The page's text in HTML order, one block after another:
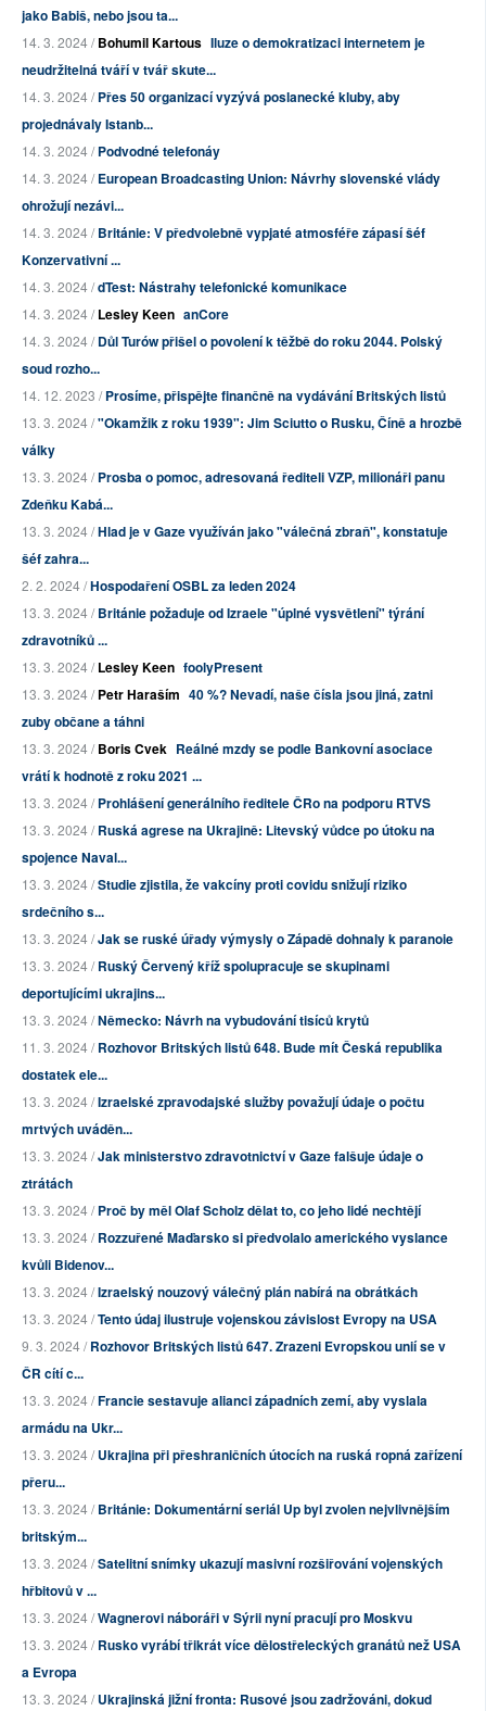
jako Babiš, nebo jsou ta...
14. 3. 2024 /Bohumil Kartous Iluze o demokratizaci internetem je
neudržitelná tváří v tvář skute...
14. 3. 2024 /Přes 50 organizací vyzývá poslanecké kluby, aby
projednávaly Istanb...
14. 3. 2024 /Podvodné telefonáy
14. 3. 2024 /European Broadcasting Union: Návrhy slovenské vlády
ohrožují nezávi...
14. 3. 2024 /Británie: V předvolebně vypjaté atmosféře zápasí šéf
Konzervativní ...
14. 3. 2024 /dTest: Nástrahy telefonické komunikace
14. 3. 2024 /Lesley Keen anCore
14. 3. 2024 /Důl Turów přišel o povolení k těžbě do roku 2044. Polský
soud rozho...
14. 12. 2023 /Prosíme, přispějte finančně na vydávání Britských listů
13. 3. 2024 /"Okamžik z roku 1939": Jim Sciutto o Rusku, Číně a hrozbě
války
13. 3. 2024 /Prosba o pomoc, adresovaná řediteli VZP, milionáři panu
Zdeňku Kabá...
13. 3. 2024 /Hlad je v Gaze využíván jako "válečná zbraň", konstatuje
šéf zahra...
2. 2. 2024 /Hospodaření OSBL za leden 2024
13. 3. 2024 /Británie požaduje od Izraele "úplné vysvětlení" týrání
zdravotníků ...
13. 3. 2024 /Lesley Keen foolyPresent
13. 3. 2024 /Petr Haraším 40 %? Nevadí, naše čísla jsou jiná, zatni
zuby občane a táhni
13. 3. 2024 /Boris Cvek Reálné mzdy se podle Bankovní asociace
vrátí k hodnotě z roku 2021 ...
13. 3. 2024 /Prohlášení generálního ředitele ČRo na podporu RTVS
13. 3. 2024 /Ruská agrese na Ukrajině: Litevský vůdce po útoku na
spojence Naval...
13. 3. 2024 /Studie zjistila, že vakcíny proti covidu snižují riziko
srdečního s...
13. 3. 2024 /Jak se ruské úřady výmysly o Západě dohnaly k paranoie
13. 3. 2024 /Ruský Červený kříž spolupracuje se skupinami
deportujícími ukrajins...
13. 3. 2024 /Německo: Návrh na vybudování tisíců krytů
11. 3. 2024 /Rozhovor Britských listů 648. Bude mít Česká republika
dostatek ele...
13. 3. 2024 /Izraelské zpravodajské služby považují údaje o počtu
mrtvých uváděn...
13. 3. 2024 /Jak ministerstvo zdravotnictví v Gaze falšuje údaje o
ztrátách
13. 3. 2024 /Proč by měl Olaf Scholz dělat to, co jeho lidé nechtějí
13. 3. 2024 /Rozzuřené Maďarsko si předvolalo amerického vyslance
kvůli Bidenov...
13. 3. 2024 /Izraelský nouzový válečný plán nabírá na obrátkách
13. 3. 2024 /Tento údaj ilustruje vojenskou závislost Evropy na USA
9. 3. 2024 /Rozhovor Britských listů 647. Zrazeni Evropskou unií se v
ČR cítí c...
13. 3. 2024 /Francie sestavuje alianci západních zemí, aby vyslala
armádu na Ukr...
13. 3. 2024 /Ukrajina při přeshraničních útocích na ruská ropná zařízení
přeru...
13. 3. 2024 /Británie: Dokumentární seriál Up byl zvolen nejvlivnějším
britským...
13. 3. 2024 /Satelitní snímky ukazují masivní rozšiřování vojenských
hřbitovů v ...
13. 3. 2024 /Wagnerovi náboráři v Sýrii nyní pracují pro Moskvu
13. 3. 2024 /Rusko vyrábí třikrát více dělostřeleckých granátů než USA
a Evropa
13. 3. 2024 /Ukrajinská jižní fronta: Rusové jsou zadržováni, dokud